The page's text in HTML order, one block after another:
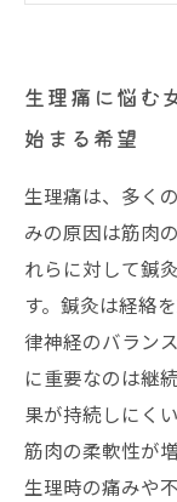
理痛の症状
つらい生理
痛みを和
鍼灸継続施
生理痛に悩む
始まる希望
生理痛は、多く
みの原因は筋肉
れらに対して鍼
す。鍼灸は経絡
律神経のバラン
に重要なのは継
果が持続しにく
筋肉の柔軟性が
生理時の痛みや